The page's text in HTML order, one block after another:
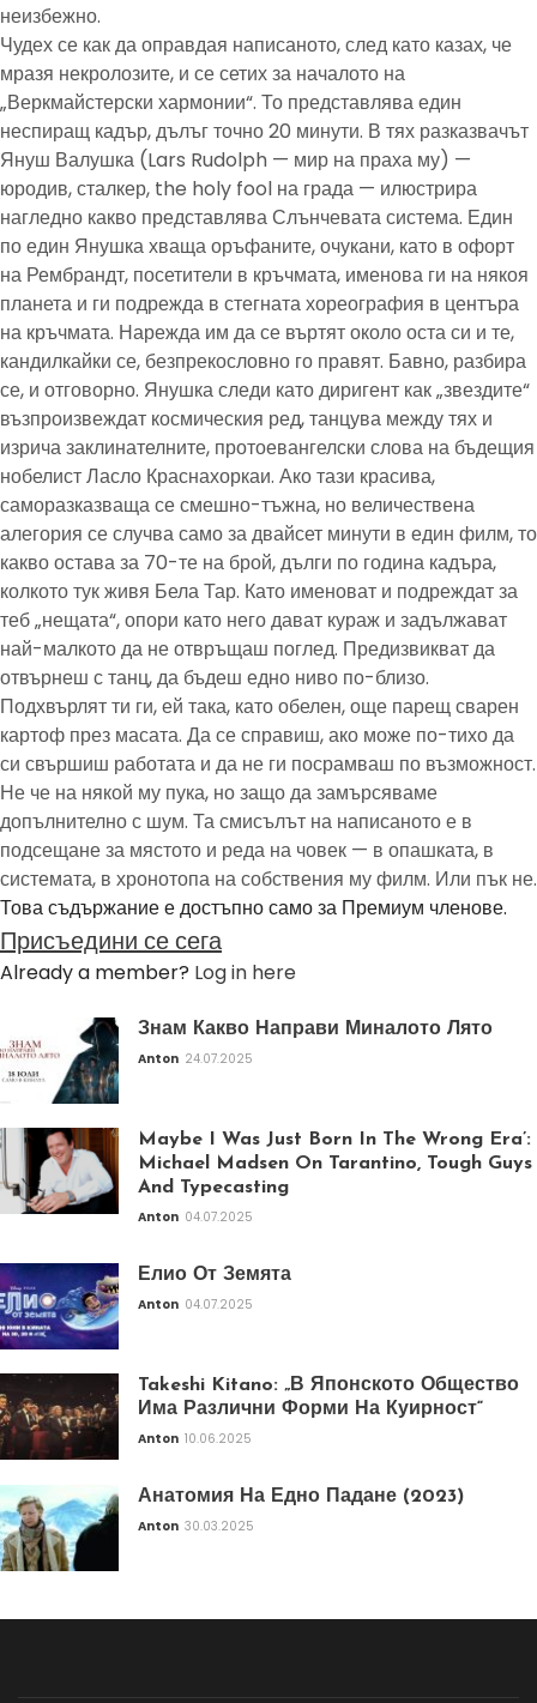
неизбежно.
Чудех се как да оправдая написаното, след като казах, че
мразя некролозите, и се сетих за началото на
„Веркмайстерски хармонии“. То представлява един
неспиращ кадър, дълъг точно 20 минути. В тях разказвачът
Януш Валушка (Lars Rudolph — мир на праха му) —
юродив, сталкер, the holy fool на града — илюстрира
нагледно какво представлява Слънчевата система. Един
по един Янушка хваща оръфаните, очукани, като в офорт
на Рембрандт, посетители в кръчмата, именова ги на някоя
планета и ги подрежда в стегната хореография в центъра
на кръчмата. Нарежда им да се въртят около оста си и те,
кандилкайки се, безпрекословно го правят. Бавно, разбира
се, и отговорно. Янушка следи като диригент как „звездите“
възпроизвеждат космическия ред, танцува между тях и
изрича заклинателните, протоевангелски слова на бъдещия
нобелист Ласло Краснахоркаи. Ако тази красива,
саморазказваща се смешно-тъжна, но величествена
алегория се случва само за двайсет минути в един филм, то
какво остава за 70-те на брой, дълги по година кадъра,
колкото тук живя Бела Тар. Като именоват и подреждат за
теб „нещата“, опори като него дават кураж и задължават
най-малкото да не отвръщаш поглед. Предизвикват да
отвърнеш с танц, да бъдеш едно ниво по-близо.
Подхвърлят ти ги, ей така, като обелен, още парещ сварен
картоф през масата. Да се справиш, ако може по-тихо да
си свършиш работата и да не ги посрамваш по възможност.
Не че на някой му пука, но защо да замърсяваме
допълнително с шум. Та смисълът на написаното е в
подсещане за мястото и реда на човек — в опашката, в
системата, в хронотопа на собствения му филм. Или пък не.
Това съдържание е достъпно само за Премиум членове.
Присъедини се сега
Already a member? Log in here
Знам Какво Направи Миналото Лято
Anton 24.07.2025
Maybe I Was Just Born In The Wrong Era’:
Michael Madsen On Tarantino, Tough Guys
And Typecasting
Anton 04.07.2025
Елио От Земята
Anton 04.07.2025
Takeshi Kitano: „В Японското Общество
Има Различни Форми На Куирност“
Anton 10.06.2025
Анатомия На Едно Падане (2023)
Anton 30.03.2025